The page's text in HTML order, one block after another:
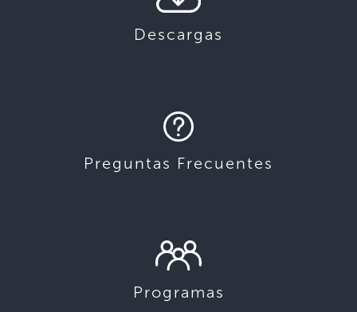
Descargas
Preguntas Frecuentes
Programas